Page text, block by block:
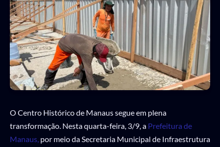
O Centro Histórico de Manaus segue em plena
transformação. Nesta quarta-feira, 3/9, a Prefeitura de
Manaus, por meio da Secretaria Municipal de Infraestrutura